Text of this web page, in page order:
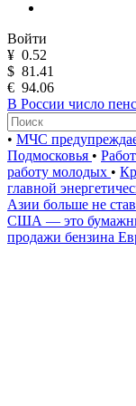
Войти
¥ 0.52
$ 81.41
€ 94.06
В России число
• МЧС
Подмосковья •
работу молодых •
главной
Азии больше не
США — это
продажи бензина